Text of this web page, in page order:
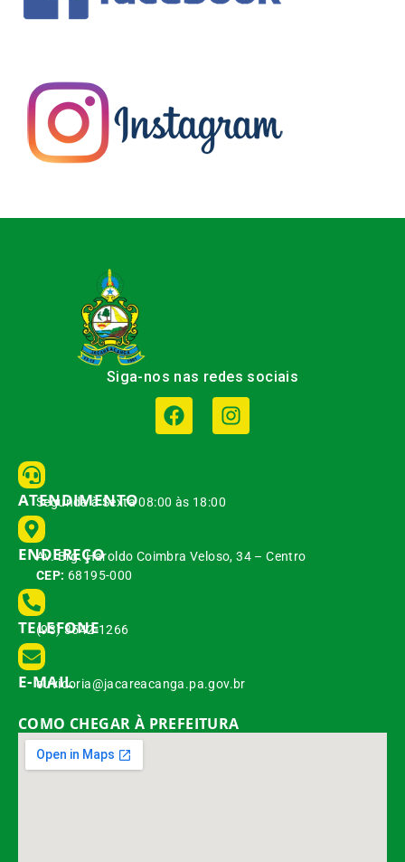
Siga-nos nas redes sociais
ATENDIMENTO
Segunda à Sexta 08:00 às 18:00
ENDEREÇO
Av. Brg. Haroldo Coimbra Veloso, 34 – Centro
CEP: 68195-000
TELEFONE
(93) 3542-1266
E-MAIL
ouvidoria@jacareacanga.pa.gov.br
COMO CHEGAR À PREFEITURA